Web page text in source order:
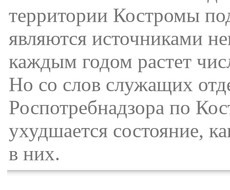
территории Костромы
являются источниками
каждым годом растет
Но со слов служащих
Роспотребнадзора по
ухудшается состояние,
в них.